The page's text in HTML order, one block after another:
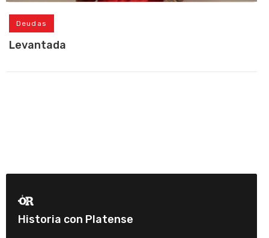
Deudas
Levantada
Historia con Platense